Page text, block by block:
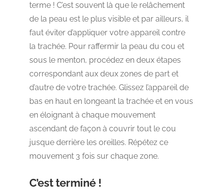
terme ! C’est souvent là que le relâchement
de la peau est le plus visible et par ailleurs, il
faut éviter d’appliquer votre appareil contre
la trachée. Pour raffermir la peau du cou et
sous le menton, procédez en deux étapes
correspondant aux deux zones de part et
d’autre de votre trachée. Glissez l’appareil de
bas en haut en longeant la trachée et en vous
en éloignant à chaque mouvement
ascendant de façon à couvrir tout le cou
jusque derrière les oreilles. Répétez ce
mouvement 3 fois sur chaque zone.
C’est terminé !